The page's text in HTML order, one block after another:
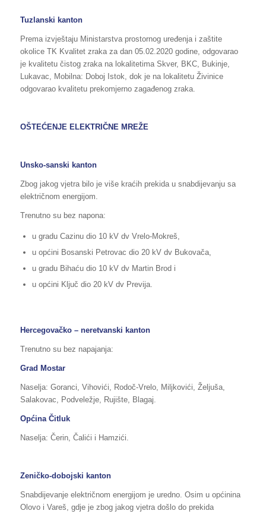
Tuzlanski kanton
Prema izvještaju Ministarstva prostornog uređenja i zaštite
okolice TK Kvalitet zraka za dan 05.02.2020 godine, odgovarao
je kvalitetu čistog zraka na lokalitetima Skver, BKC, Bukinje,
Lukavac, Mobilna: Doboj Istok, dok je na lokalitetu Živinice
odgovarao kvalitetu prekomjerno zagađenog zraka.
OŠTEĆENJE ELEKTRIČNE MREŽE
Unsko-sanski kanton
Zbog jakog vjetra bilo je više kraćih prekida u snabdijevanju sa
električnom energijom.
Trenutno su bez napona:
u gradu Cazinu dio 10 kV dv Vrelo-Mokreš,
u općini Bosanski Petrovac dio 20 kV dv Bukovača,
u gradu Bihaću dio 10 kV dv Martin Brod i
u općini Ključ dio 20 kV dv Previja.
Hercegovačko – neretvanski kanton
Trenutno su bez napajanja:
Grad Mostar
Naselja: Goranci, Vihovići, Rodoč-Vrelo, Miljkovići, Željuša,
Salakovac, Podveležje, Rujište, Blagaj.
Općina Čitluk
Naselja: Čerin, Čalići i Hamzići.
Zeničko-dobojski kanton
Snabdijevanje električnom energijom je uredno. Osim u općinina
Olovo i Vareš, gdje je zbog jakog vjetra došlo do prekida